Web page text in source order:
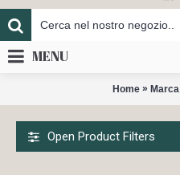
MENU
Home » Marca
Open Product Filters